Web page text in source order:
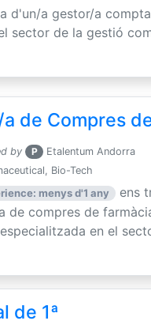
d'un/a gestor/a
sector de la gestió
de Compres
by P Etalentum Andorra
Bio-Tech
menys d'1 any
ens
de compres de
en el
de 1ª